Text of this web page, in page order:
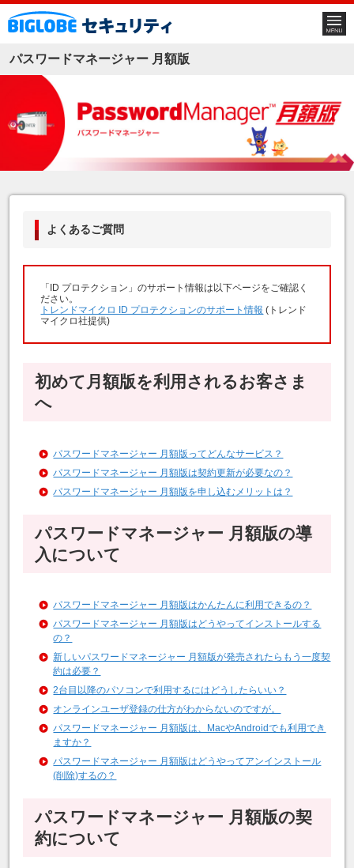
パスワードマネージャー 月額版
よくあるご質問
「ID プロテクション」のサポート情報は以下ページをご確認く
ださい。
トレンドマイクロ ID プロテクションのサポート情報 (トレンド
マイクロ社提供)
初めて月額版を利用されるお客さま
へ
パスワードマネージャー 月額版ってどんなサービス？
パスワードマネージャー 月額版は契約更新が必要なの？
パスワードマネージャー 月額版を申し込むメリットは？
パスワードマネージャー 月額版の導
入について
パスワードマネージャー 月額版はかんたんに利用できるの？
パスワードマネージャー 月額版はどうやってインストールする
の？
新しいパスワードマネージャー 月額版が発売されたらもう一度契
約は必要？
2台目以降のパソコンで利用するにはどうしたらいい？
オンラインユーザ登録の仕方がわからないのですが。
パスワードマネージャー 月額版は、MacやAndroidでも利用でき
ますか？
パスワードマネージャー 月額版はどうやってアンインストール
(削除)するの？
パスワードマネージャー 月額版の契
約について